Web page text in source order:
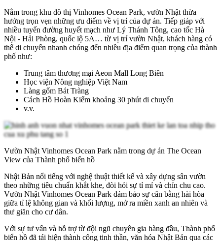
Nằm trong khu đô thị Vinhomes Ocean Park, vườn Nhật thừa
hưởng trọn vẹn những ưu điểm về vị trí của dự án. Tiếp giáp với
nhiều tuyến đường huyết mạch như Lý Thánh Tông, cao tốc Hà
Nội - Hải Phòng, quốc lộ 5A… từ vị trí vườn Nhật, khách hàng có
thể di chuyển nhanh chóng đến nhiều địa điểm quan trọng của thành
phố như:
Trung tâm thương mại Aeon Mall Long Biên
Học viện Nông nghiệp Việt Nam
Làng gốm Bát Tràng
Cách Hồ Hoàn Kiếm khoảng 30 phút di chuyển
v.v.
Vườn Nhật Vinhomes Ocean Park nằm trong dự án The Ocean
View của Thành phố biển hồ
Nhật Bản nổi tiếng với nghệ thuật thiết kế và xây dựng sân vườn
theo những tiêu chuẩn khắt khe, đòi hỏi sự tỉ mỉ và chỉn chu cao.
Vườn Nhật Vinhomes Ocean Park đảm bảo sự cân bằng hài hòa
giữa tỉ lệ không gian và khối lượng, mở ra miền xanh an nhiên và
thư giãn cho cư dân.
Với sự tư vấn và hỗ trợ từ đội ngũ chuyên gia hàng đầu, Thành phố
biển hồ đã tái hiện thành công tinh thần, văn hóa Nhật Bản qua các